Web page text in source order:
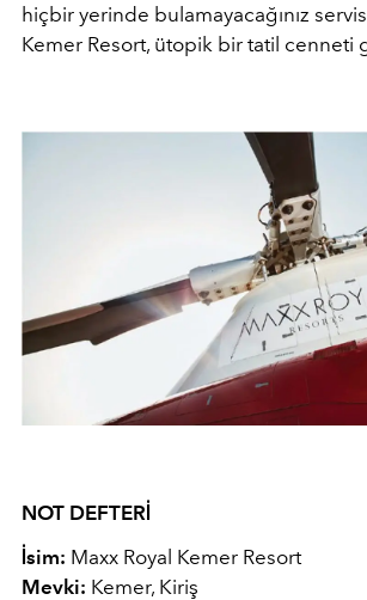
hiçbir yerinde bulamayacağınız
Kemer Resort, ütopik bir tatil cenneti
NOT DEFTERİ
İsim: Maxx Royal Kemer Resort
Mevki: Kemer, Kiriş